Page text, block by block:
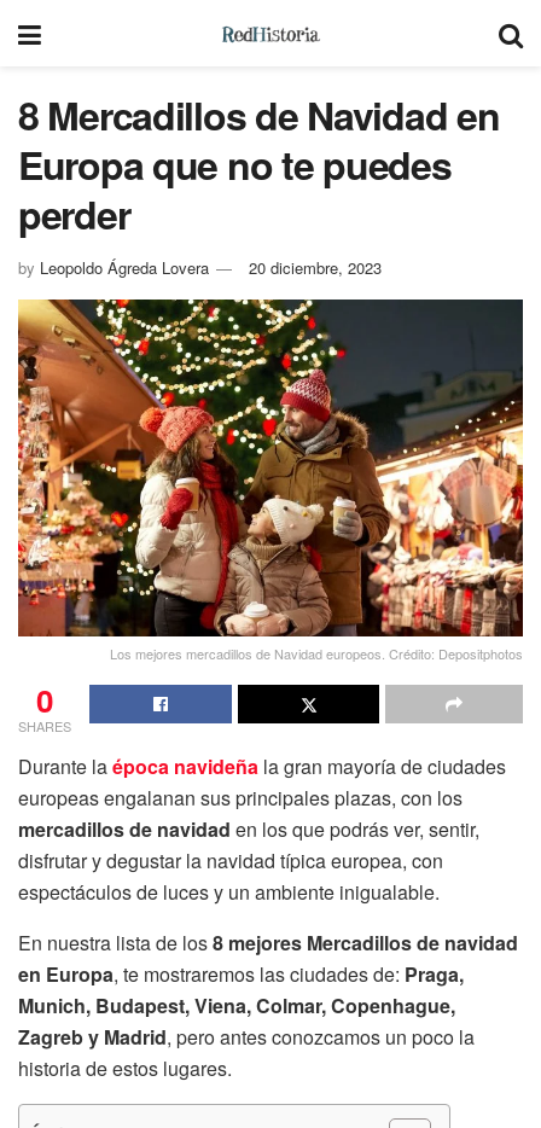
8 Mercadillos de Navidad en
Europa que no te puedes
perder
by Leopoldo Ágreda Lovera 20 diciembre, 2023
Los mejores mercadillos de Navidad europeos. Crédito: Depositphotos
0
SHARES
Durante laépoca navideña la gran mayoría de ciudades
europeas engalanan sus principales plazas, con los
mercadillos de navidad en los que podrás ver, sentir,
disfrutar y degustar la navidad típica europea, con
espectáculos de luces y un ambiente inigualable.
En nuestra lista de los8 mejores Mercadillos de navidad
en Europa, te mostraremos las ciudades de: Praga,
Munich, Budapest, Viena, Colmar, Copenhague,
Zagreb y Madrid, pero antes conozcamos un poco la
historia de estos lugares.